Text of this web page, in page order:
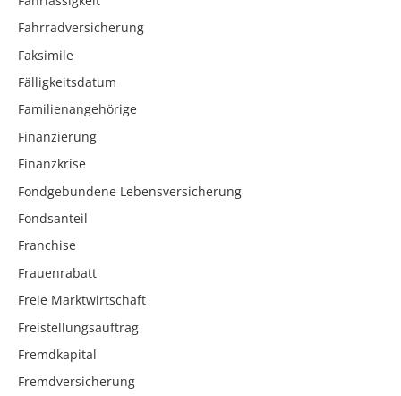
Fahrradversicherung
Faksimile
Fälligkeitsdatum
Familienangehörige
Finanzierung
Finanzkrise
Fondgebundene Lebensversicherung
Fondsanteil
Franchise
Frauenrabatt
Freie Marktwirtschaft
Freistellungsauftrag
Fremdkapital
Fremdversicherung